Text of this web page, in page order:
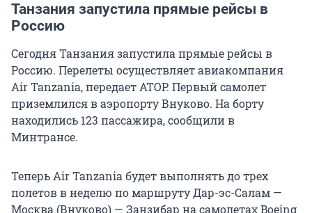
Танзания запустила прямые рейсы в
Россию
Сегодня Танзания запустила прямые рейсы в
Россию. Перелеты осуществляет авиакомпания
Air Tanzania, передает АТОР. Первый самолет
приземлился в аэропорту Внуково. На борту
находились 123 пассажира, сообщили в
Минтрансе.
Теперь Air Tanzania будет выполнять до трех
полетов в неделю по маршруту Дар-эс-Салам —
Москва (Внуково) — Занзибар на самолетах Boeing